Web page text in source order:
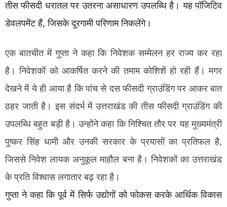
तीस फीसदी धरातल पर उतरना असाधारण उपलब्धि है। यह पॉजिटिव
डेवलपमेंट हैं, जिसके दूरगामी परिणाम निकलेंगे।
एक बातचीत में गुप्ता ने कहा कि निवेशक सम्मेलन हर राज्य कर रहा
है। निवेशकों को आकर्षित करने की तमाम कोशिशें हो रही हैं। मगर
देखने में ये ही आया है कि पांच से दस फीसदी ग्राउंडिंग पर आकर बात
ठहर जाती है। इस संदर्भ में उत्तराखंड की तीस फीसदी ग्राउंडिंग की
उपलब्धि बहुत बड़ी है। उन्होंने कहा कि निश्चित तौर पर यह मुख्यमंत्री
पुष्कर सिंह धामी और उनकी सरकार के प्रयासों का प्रतिफल है,
जिससे निवेश लायक अनुकूल माहौल बना है। निवेशकों का उत्तराखंड
के प्रति विश्वास लगातार बढ़ रहा है।
गुप्ता ने कहा कि पूर्व में सिर्फ उद्योगों को फोकस करके आर्थिक विकास